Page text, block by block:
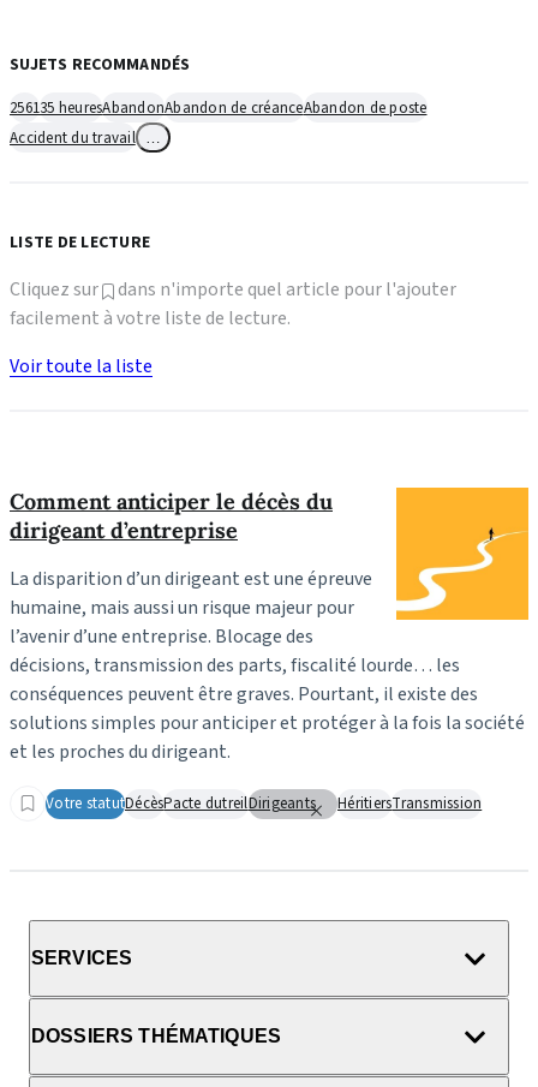
Comment anticiper le décès du
dirigeant d’entreprise
La disparition d’un dirigeant est une épreuve
humaine, mais aussi un risque majeur pour
l’avenir d’une entreprise. Blocage des
décisions, transmission des parts, fiscalité lourde… les
conséquences peuvent être graves. Pourtant, il existe des
solutions simples pour anticiper et protéger à la fois la société
et les proches du dirigeant.
Votre statutDécèsPacte dutreilDirigeants HéritiersTransmission
SUJETS RECOMMANDÉS
256135 heuresAbandonAbandon de créanceAbandon de poste
Accident du travail
LISTE DE LECTURE
Cliquez sur
dans n'importe quel article pour l'ajouter
facilement à votre liste de lecture.
Voir toute la liste
SERVICES
DOSSIERS THÉMATIQUES